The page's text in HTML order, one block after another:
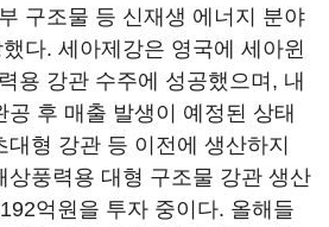
구조물 등 신재생 에너지 분야
다. 세아제강은 영국에 세아윈
용 강관 수주에 성공했으며, 내
공 후 매출 발생이 예정된 상태
대형 강관 등 이전에 생산하지
상풍력용 대형 구조물 강관 생산
억원을 투자 중이다. 올해들